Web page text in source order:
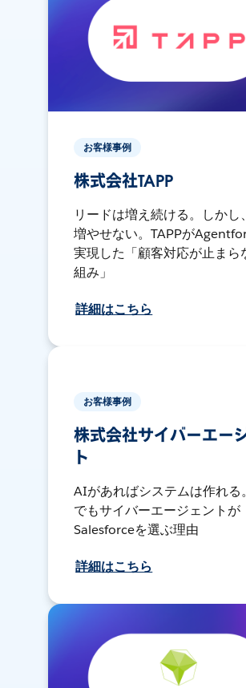
お客様事例
株式会社TAPP
リードは増え続ける。しかし
増やせない。TAPPが
実現した「顧客対応が止まら
組み」
詳細はこちら
お客様事例
株式会社サイバーエー
ト
AIがあればシステムは作れる
でもサイバーエージェントが
Salesforceを選ぶ理由
詳細はこちら